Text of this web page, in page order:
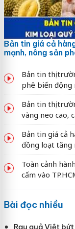
Bản tin giá cả
mạnh, nông sản
Bản tin thị
phê biến động
Bản tin thị
vàng neo cao,
Bản tin giá cả
đồng loạt tăng
Toàn cảnh
cấm vào
Bài đọc nhiều
Rau quả Việt